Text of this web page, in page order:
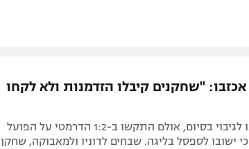
"שחקנים קיבלו הזדמנות ולא לקחו
המגן והקשר אמנם זכו לגיבוי בסיום, אולם התקשו ב-1:2 הדרמטי על הפועל
ישובו לספסל בליגה. שבחים לדוניו ולמאבוקה, שחקן